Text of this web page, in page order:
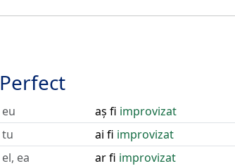
Perfect
eu aș fi improvizat
tu
ai fi improvizat
el, ea
ar fi improvizat